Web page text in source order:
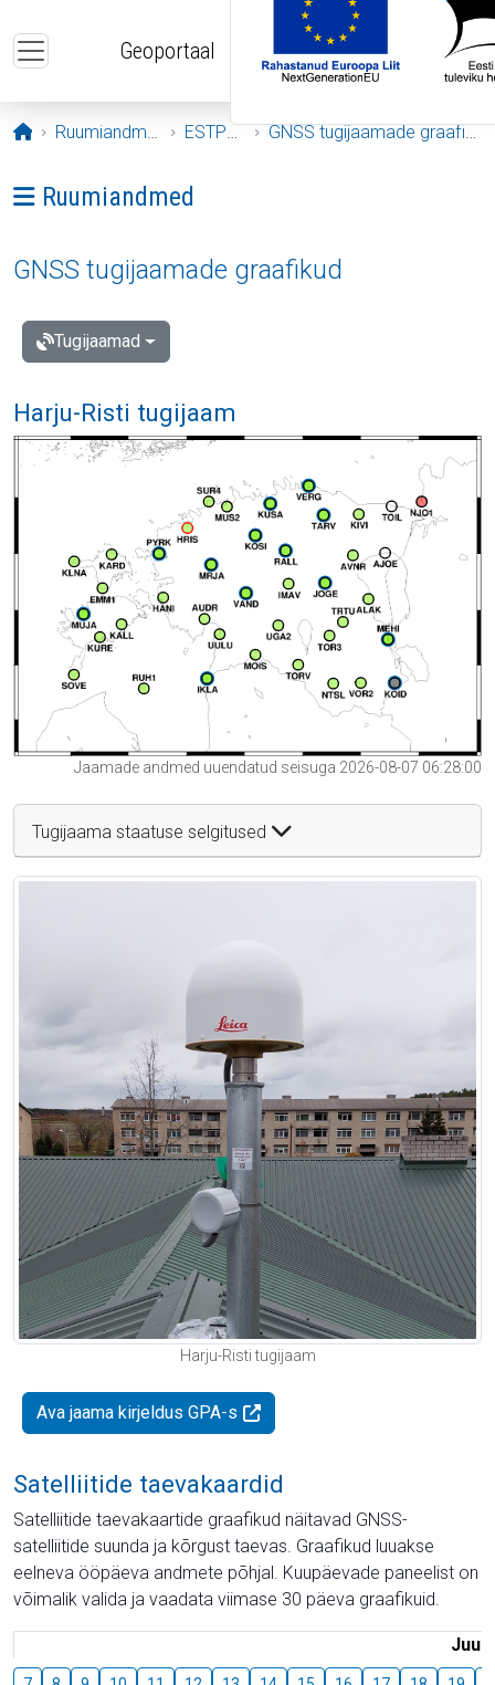
Geoportaal
Avaleht
Ruumiandmed ESTPOS GNSS tugijaamade graafikud
Ava menüü: Ruumiandmed
Ruumiandmed
GNSS tugijaamade graafikud
Tugijaamad
Harju-Risti tugijaam
Jaamade andmed uuendatud seisuga 2026-08-07 06:28:00
Tugijaama staatuse selgitused
Harju-Risti tugijaam
Ava jaama kirjeldus GPA-s
Satelliitide taevakaardid
Satelliitide taevakaartide graafikud näitavad GNSS-
satelliitide suunda ja kõrgust taevas. Graafikud luuakse
eelneva ööpäeva andmete põhjal. Kuupäevade paneelist on
võimalik valida ja vaadata viimase 30 päeva graafikuid.
Juuli